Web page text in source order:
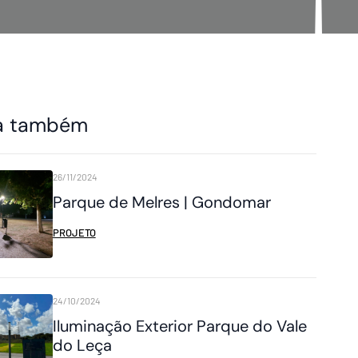
também
Parque de Melres | Gondomar
26/11/2024
PROJETO
Iluminação Exterior Parque do Vale
do Leça
24/10/2024